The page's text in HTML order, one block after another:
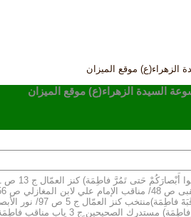
الزهراء(ع) موقع الميزان
السيدة الزهراء(ع) موقع الميزان
ص 51/ مناقب الإمام علي لابن المغازلي ص 360.